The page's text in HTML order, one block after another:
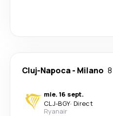
Cluj-Napoca- Milano
mie. 16 sept.
CLJ-BGY· Direct
Ryanair